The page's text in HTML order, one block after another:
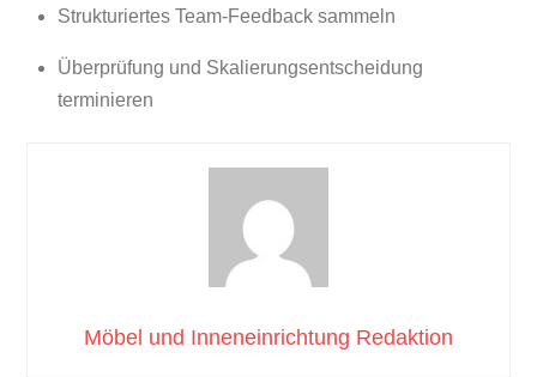
Strukturiertes Team-Feedback sammeln
Überprüfung und Skalierungsentscheidung
terminieren
Möbel und Inneneinrichtung Redaktion